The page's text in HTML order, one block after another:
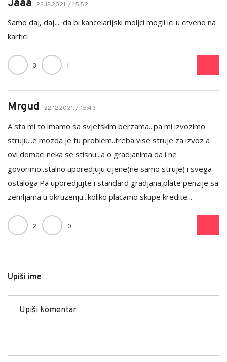
Jaaa 22.12.2021. / 15:52
Samo daj, daj,... da bi kancelarijski moljci mogli ici u crveno na
kartici
3 1
Mrgud 22.12.2021. / 15:43
A sta mi to imamo sa svjetskim berzama...pa mi izvozimo
struju...e mozda je tu problem..treba vise struje za izvoz a
ovi domaci neka se stisnu...a o gradjanima da i ne
govorimo..stalno uporedjuju cijene(ne samo struje) i svega
ostaloga.Pa uporedjujte i standard gradjana,plate penzije sa
zemljama u okruzenju...koliko placamo skupe kredite...
2 0
Upiši ime